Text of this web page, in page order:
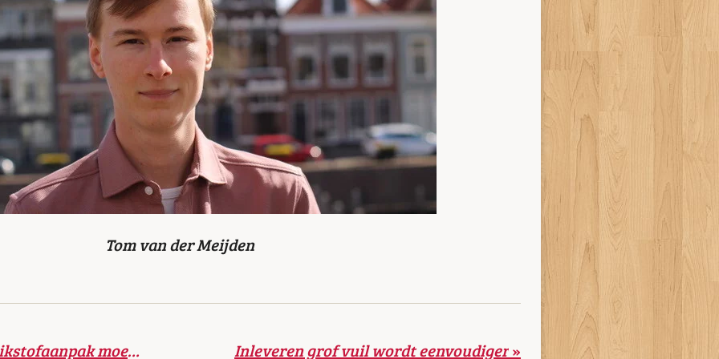
Tom van der Meijden
CDA Zuid-Holland: stikstofaanpak moet eerlijker verdeeld worden Inleveren grof vuil wordt eenvoudiger»